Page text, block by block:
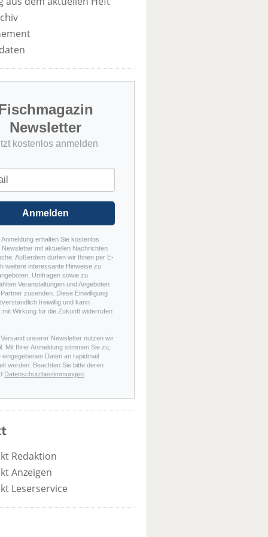
Newsletter
kostenlos anmelden
Anmelden
Anmeldung erhalten Sie kostenlos
Newsletter mit aktuellen Nachrichten
Außerdem dürfen wir Ihnen per E-
weitere interessante Hinweise zu
Umfragen sowie zu
Veranstaltungen und Angeboten
zusenden. Diese Einwilligung
freiwillig und kann
mit Wirkung für die Zukunft widerrufen
Versand unserer Newsletter nutzen wir
Mit Ihrer Anmeldung stimmen Sie zu,
eingegebenen Daten an rapidmail
werden. Beachten Sie bitte deren
Datenschutzbestimmungen
Redaktion
Anzeigen
Leserservice